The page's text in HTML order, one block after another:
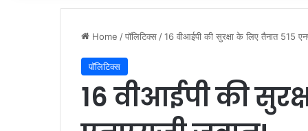
Home /पॉलिटिक्स /16 वीआईपी की सुरक्षा के लिए तैनात 515
पॉलिटिक्स
16 वीआईपी की